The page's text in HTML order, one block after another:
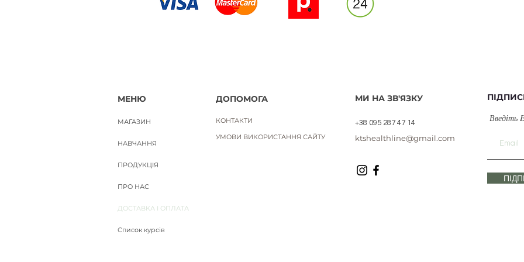
МЕНЮ
МАГАЗИН
НАВЧАННЯ
ПРОДУКЦІЯ
ПРО НАС
ДОСТАВКА І ОПЛАТА
Список курсів
ДОПОМОГА
КОНТАКТИ
УМОВИ ВИКОРИСТАННЯ САЙТУ
МИ НА ЗВ'ЯЗКУ
+38 095 287 47 14
ktshealthline@gmail.com
Введіть